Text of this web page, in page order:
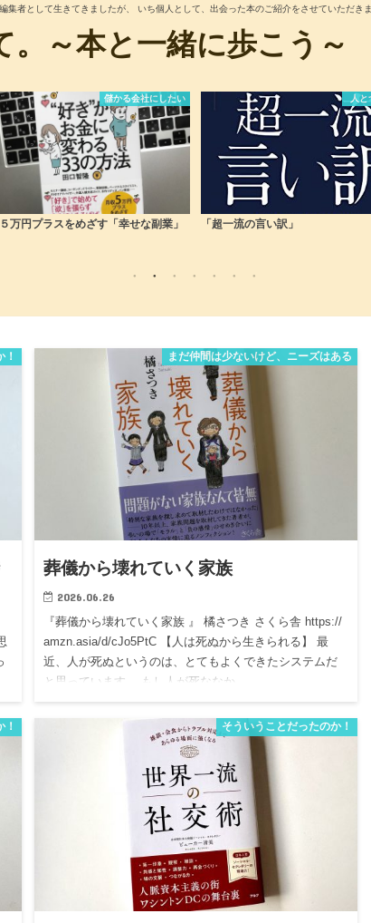
編集者として生きてきましたが、 いち個人として、出会った本のご紹介をさせていただきま
～本と一緒に歩こう～
人とつながる
流の言い訳」
まだ仲間は少ないけど、ニー
働くことは素晴らしい！「障がい
まだ仲間は少ないけど、ニーズはある
葬儀から壊れていく家族
2026.06.26
『葬儀から壊れていく家族 』 橘さつき さくら舎 https://
amzn.asia/d/cJo5PtC 【人は死ぬから生きられる】 最
近、人が死ぬというのは、とてもよくできたシステムだ
と思っています。 もし人が死ななか…
そういうことだったのか！